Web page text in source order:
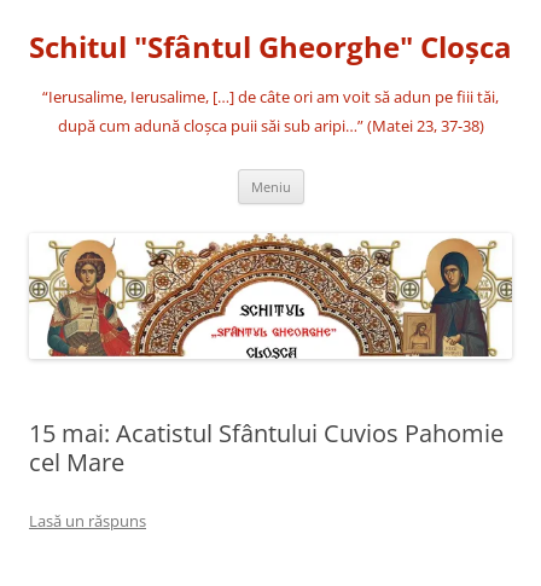
conținut
Schitul "Sfântul Gheorghe" Cloşca
“Ierusalime, Ierusalime, […] de câte ori am voit să adun pe fiii tăi,
după cum adună cloşca puii săi sub aripi…” (Matei 23, 37-38)
Meniu
15 mai: Acatistul Sfântului Cuvios Pahomie
cel Mare
Lasă un răspuns